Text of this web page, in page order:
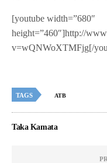
[youtube width=”680″
height=”460″]http://
v=wQNWoXTMFjg[/
TAGS ATB
Taka Kamata